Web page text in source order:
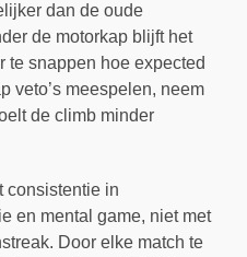
dan de oude
de motorkap blijft het
te snappen hoe expected
veto’s meespelen, neem
de climb minder
consistentie in
en mental game, niet met
Door elke match te